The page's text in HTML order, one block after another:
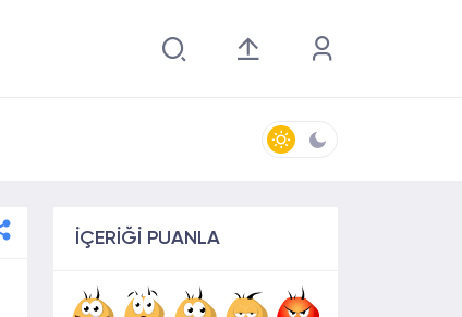
İÇERİĞİ PUANLA